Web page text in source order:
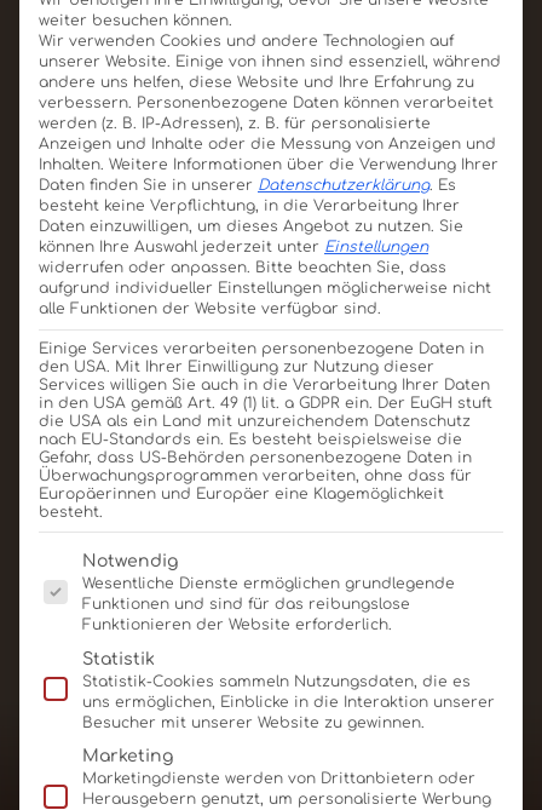
Multi-Ostereier Box
Produkt ansehen Für Angebot merken
Schoko-Oster-Mailing
Produkt ansehen Für Angebot merken
weiter besuchen können.
Wir verwenden Cookies und andere Technologien auf
unserer Website. Einige von ihnen sind essenziell, während
andere uns helfen, diese Website und Ihre Erfahrung zu
verbessern. Personenbezogene Daten können verarbeitet
werden (z. B. IP-Adressen), z. B. für personalisierte
Anzeigen und Inhalte oder die Messung von Anzeigen und
Inhalten. Weitere Informationen über die Verwendung Ihrer
Daten finden Sie in unserer Datenschutzerklärung. Es
besteht keine Verpflichtung, in die Verarbeitung Ihrer
Daten einzuwilligen, um dieses Angebot zu nutzen. Sie
können Ihre Auswahl jederzeit unter Einstellungen
widerrufen oder anpassen. Bitte beachten Sie, dass
aufgrund individueller Einstellungen möglicherweise nicht
alle Funktionen der Website verfügbar sind.
Einige Services verarbeiten personenbezogene Daten in
den USA. Mit Ihrer Einwilligung zur Nutzung dieser
Services willigen Sie auch in die Verarbeitung Ihrer Daten
in den USA gemäß Art. 49 (1) lit. a GDPR ein. Der EuGH stuft
die USA als ein Land mit unzureichendem Datenschutz
nach EU-Standards ein. Es besteht beispielsweise die
Gefahr, dass US-Behörden personenbezogene Daten in
Überwachungsprogrammen verarbeiten, ohne dass für
Europäerinnen und Europäer eine Klagemöglichkeit
besteht.
Es folgt eine Liste der Service-Gruppen, für die eine
Notwendig
Wesentliche Dienste ermöglichen grundlegende
Funktionen und sind für das reibungslose
Funktionieren der Website erforderlich.
Statistik
Statistik-Cookies sammeln Nutzungsdaten, die es
uns ermöglichen, Einblicke in die Interaktion unserer
Besucher mit unserer Website zu gewinnen.
Marketing
Marketingdienste werden von Drittanbietern oder
Herausgebern genutzt, um personalisierte Werbung